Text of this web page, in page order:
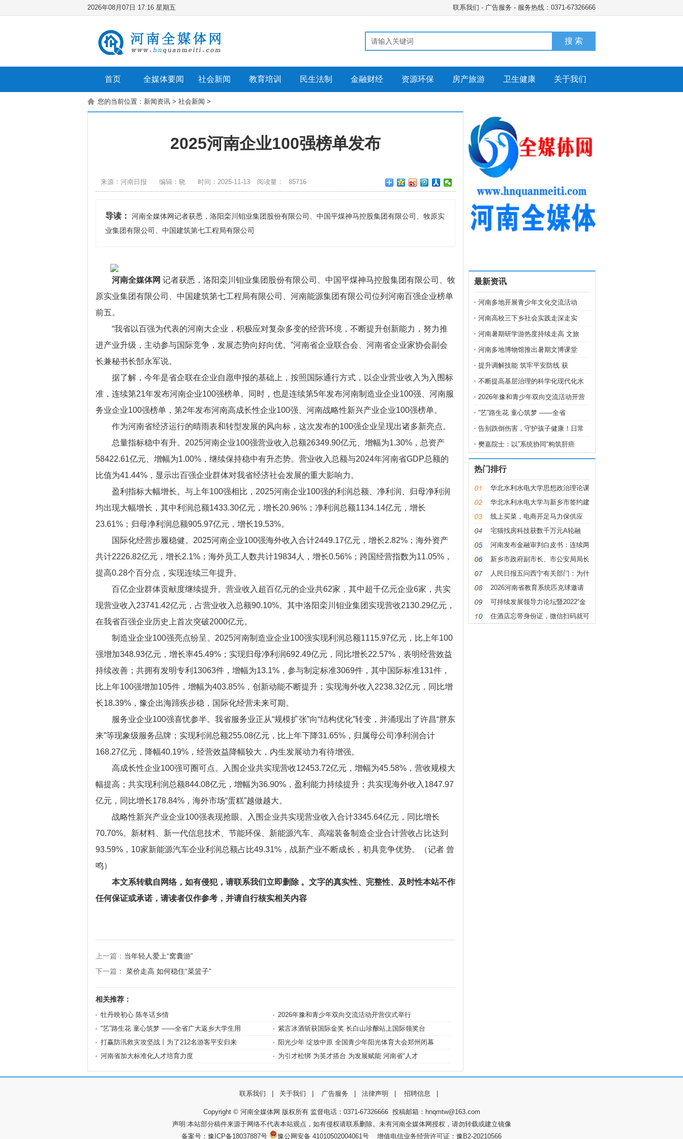
联系我们 - 广告服务 - 服务热线：0371-67326666
2026年08月07日 17:16 星期五
搜 索
首页 全媒体要闻 社会新闻 教育培训 民生法制 金融财经 资源环保 房产旅游 卫生健康 关于我们
您的当前位置： 新闻资讯 > 社会新闻 >
2025河南企业100强榜单发布
来源：河南日报 编辑：晓 时间：2025-11-13 阅读量： 85716
导读：
河南全媒体网记者获悉，洛阳栾川钼业集团股份有限公司、中国平煤神马控股集团有限公司、牧原实
业集团有限公司、中国建筑第七工程局有限公司
河南全媒体网 记者获悉，洛阳栾川钼业集团股份有限公司、中国平煤神马控股集团有限公司、牧
原实业集团有限公司、中国建筑第七工程局有限公司、河南能源集团有限公司位列河南百强企业榜单
前五。
“我省以百强为代表的河南大企业，积极应对复杂多变的经营环境，不断提升创新能力，努力推
进产业升级，主动参与国际竞争，发展态势向好向优。”河南省企业联合会、河南省企业家协会副会
长兼秘书长郜永军说。
据了解，今年是省企联在企业自愿申报的基础上，按照国际通行方式，以企业营业收入为入围标
准，连续第21年发布河南企业100强榜单。同时，也是连续第5年发布河南制造业企业100强、河南服
务业企业100强榜单，第2年发布河南高成长性企业100强、河南战略性新兴产业企业100强榜单。
作为河南省经济运行的晴雨表和转型发展的风向标，这次发布的100强企业呈现出诸多新亮点。
总量指标稳中有升。2025河南企业100强营业收入总额26349.90亿元、增幅为1.30%，总资产
58422.61亿元、增幅为1.00%，继续保持稳中有升态势。营业收入总额与2024年河南省GDP总额的
比值为41.44%，显示出百强企业群体对我省经济社会发展的重大影响力。
盈利指标大幅增长。与上年100强相比，2025河南企业100强的利润总额、净利润、归母净利润
均出现大幅增长，其中利润总额1433.30亿元，增长20.96%；净利润总额1134.14亿元，增长
23.61%；归母净利润总额905.97亿元，增长19.53%。
国际化经营步履稳健。2025河南企业100强海外收入合计2449.17亿元，增长2.82%；海外资产
共计2226.82亿元，增长2.1%；海外员工人数共计19834人，增长0.56%；跨国经营指数为11.05%，
提高0.28个百分点，实现连续三年提升。
百亿企业群体贡献度继续提升。营业收入超百亿元的企业共62家，其中超千亿元企业6家，共实
现营业收入23741.42亿元，占营业收入总额90.10%。其中洛阳栾川钼业集团实现营收2130.29亿元，
在我省百强企业历史上首次突破2000亿元。
制造业企业100强亮点纷呈。2025河南制造业企业100强实现利润总额1115.97亿元，比上年100
强增加348.93亿元，增长率45.49%；实现归母净利润692.49亿元，同比增长22.57%，表明经营效益
持续改善；共拥有发明专利13063件，增幅为13.1%，参与制定标准3069件，其中国际标准131件，
比上年100强增加105件，增幅为403.85%，创新动能不断提升；实现海外收入2238.32亿元，同比增
长18.39%，豫企出海蹄疾步稳，国际化经营未来可期。
服务业企业100强喜忧参半。我省服务业正从“规模扩张”向“结构优化”转变，并涌现出了许昌“胖东
来”等现象级服务品牌；实现利润总额255.08亿元，比上年下降31.65%，归属母公司净利润合计
168.27亿元，降幅40.19%，经营效益降幅较大，内生发展动力有待增强。
高成长性企业100强可圈可点。入围企业共实现营收12453.72亿元，增幅为45.58%，营收规模大
幅提高；共实现利润总额844.08亿元，增幅为36.90%，盈利能力持续提升；共实现海外收入1847.97
亿元，同比增长178.84%，海外市场“蛋糕”越做越大。
战略性新兴产业企业100强表现抢眼。入围企业共实现营业收入合计3345.64亿元，同比增长
70.70%。新材料、新一代信息技术、节能环保、新能源汽车、高端装备制造企业合计营收占比达到
93.59%，10家新能源汽车企业利润总额占比49.31%，战新产业不断成长，初具竞争优势。（记者 曾
鸣）
本文系转载自网络，如有侵犯，请联系我们立即删除 。文字的真实性、完整性、及时性本站不作
任何保证或承诺，请读者仅作参考，并请自行核实相关内容
上一篇： 当年轻人爱上“窝囊游”
下一篇： 菜价走高 如何稳住“菜篮子”
相关推荐：
牡丹映初心 陈冬话乡情
2026年豫和青少年双向交流活动开营仪式举行
“艺”路生花 童心筑梦 ——全省广大返乡大学生用
紫言冰酒斩获国际金奖 长白山珍酿站上国际领奖台
打赢防汛救灾攻坚战丨为了212名游客平安归来
阳光少年 绽放中原 全国青少年阳光体育大会郑州闭幕
河南省加大标准化人才培育力度
为引才松绑 为英才搭台 为发展赋能 河南省“人才
最新资讯
河南多地开展青少年文化交流活动
河南高校三下乡社会实践走深走实
河南暑期研学游热度持续走高 文旅
河南多地博物馆推出暑期文博课堂
提升调解技能 筑牢平安防线 获
不断提高基层治理的科学化现代化水
2026年豫和青少年双向交流活动开营
“艺”路生花 童心筑梦 ——全省
告别跌倒伤害，守护孩子健康！日常
樊嘉院士：以”系统协同“构筑肝癌
热门排行
华北水利水电大学思想政治理论课
华北水利水电大学与新乡市签约建
设
线上买菜，电商开足马力保供应
宅猫找房科技获数千万元A轮融
资，万
河南发布金融审判白皮书：连续两
年
新乡市政府副市长、市公安局局长
朱
人民日报五问西宁有关部门：为什
么
2026河南省教育系统匹克球邀请
赛举办
可持续发展领导力论坛暨2022“金
钥
住酒店忘带身份证，微信扫码就可
联系我们 关于我们 广告服务 法律声明 招聘信息
Copyright © 河南全媒体网 版权所有 监督电话：0371-67326666 投稿邮箱：hnqmtw@163.com
声明:本站部分稿件来源于网络不代表本站观点，如有侵权请联系删除。未有河南全媒体网授权，请勿转载或建立镜像
备案号： 豫ICP备18037887号 豫公网安备 41010502004061号 增值电信业务经营许可证：豫B2-20210566